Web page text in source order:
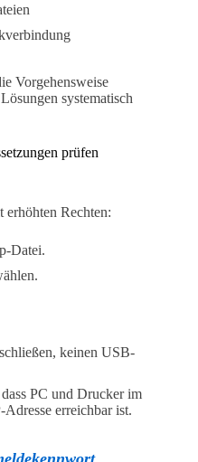
Vorgehensweise
systematisch
prüfen
Rechten:
Datei.
keinen USB-
PC und Drucker im
erreichbar ist.